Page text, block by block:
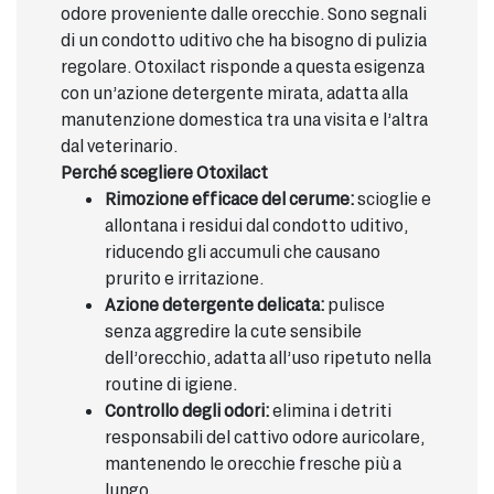
odore proveniente dalle orecchie. Sono segnali
di un condotto uditivo che ha bisogno di pulizia
regolare. Otoxilact risponde a questa esigenza
con un’azione detergente mirata, adatta alla
manutenzione domestica tra una visita e l’altra
dal veterinario.
Perché scegliere Otoxilact
Rimozione efficace del cerume:scioglie e
allontana i residui dal condotto uditivo,
riducendo gli accumuli che causano
prurito e irritazione.
Azione detergente delicata: pulisce
senza aggredire la cute sensibile
dell’orecchio, adatta all’uso ripetuto nella
routine di igiene.
Controllo degli odori:elimina i detriti
responsabili del cattivo odore auricolare,
mantenendo le orecchie fresche più a
lungo.